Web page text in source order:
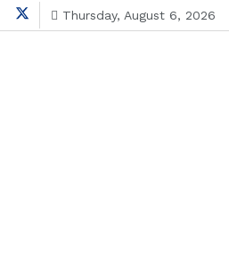
Thursday, August 6, 2026